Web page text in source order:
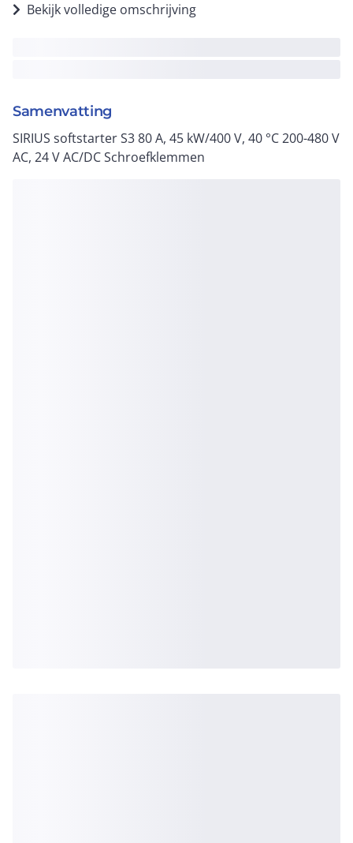
Bekijk volledige omschrijving
Samenvatting
SIRIUS softstarter S3 80 A, 45 kW/400 V, 40 °C 200-480 V
AC, 24 V AC/DC Schroefklemmen